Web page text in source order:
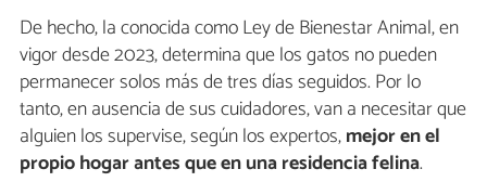
De hecho, la conocida como Ley de Bienestar Animal, en
vigor desde 2023, determina que los gatos no pueden
permanecer solos más de tres días seguidos. Por lo
tanto, en ausencia de sus cuidadores, van a necesitar que
alguien los supervise, según los expertos,mejor en el
propio hogar antes que en una residencia felina.